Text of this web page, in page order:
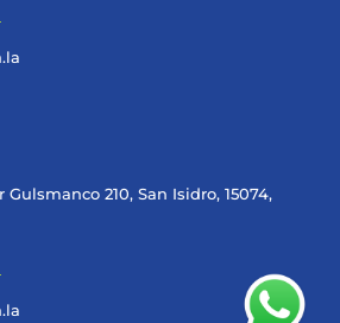
210, San Isidro, 15074,